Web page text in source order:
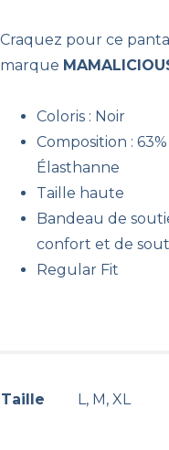
Craquez pour ce
marque
Coloris : Noir
Composition :
Élasthanne
Taille haute
Bandeau de
confort et de
Regular Fit
Taille L, M, XL